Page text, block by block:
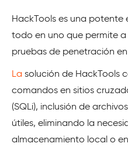
HackTools es una
todo en uno que permite
pruebas de penetración
La solución de HackTools
comandos en sitios
(SQLi), inclusión de
útiles, eliminando la
almacenamiento local o